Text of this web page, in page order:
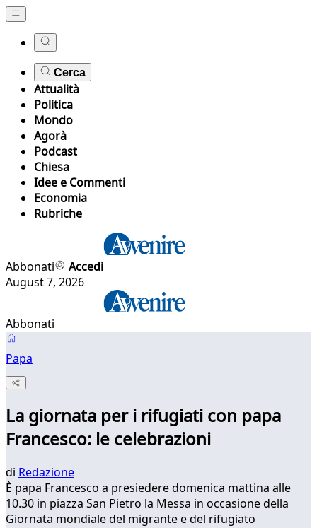
Cerca
Attualità
Politica
Mondo
Agorà
Podcast
Chiesa
Idee e Commenti
Economia
Rubriche
Abbonati
Accedi
August 7, 2026
Abbonati
Papa
La giornata per i rifugiati con papa
Francesco: le celebrazioni
di Redazione
È papa Francesco a presiedere domenica mattina alle
10.30 in piazza San Pietro la Messa in occasione della
Giornata mondiale del migrante e del rifugiato